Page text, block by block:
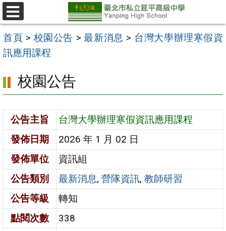
跳
至
主
要
區
選
單
首頁 > 校園公告 >最新消息 > 台灣大學辦理寒假資
訊應用課程
校園公告
公告主旨
台灣大學辦理寒假資訊應用課程
發佈日期
2026 年 1 月 02 日
發佈單位
資訊組
公告類別
最新消息,營隊資訊,教師研習
公告等級
轉知
點閱次數
338